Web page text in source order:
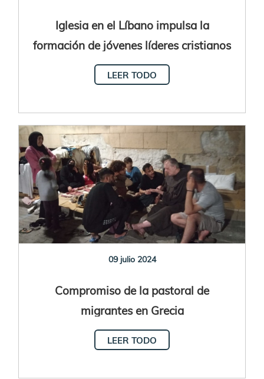
Iglesia en el Líbano impulsa la
formación de jóvenes líderes cristianos
LEER TODO
09 julio 2024
Compromiso de la pastoral de
migrantes en Grecia
LEER TODO